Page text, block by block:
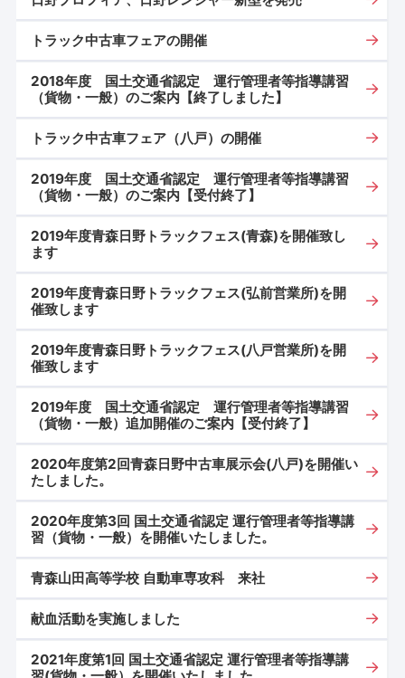
トラック中古車フェアの開催
2018年度 国土交通省認定 運行管理者等指導講習
（貨物・一般）のご案内【終了しました】
トラック中古車フェア（八戸）の開催
2019年度 国土交通省認定 運行管理者等指導講習
（貨物・一般）のご案内【受付終了】
2019年度青森日野トラックフェス(青森)を開催致し
ます
2019年度青森日野トラックフェス(弘前営業所)を開
催致します
2019年度青森日野トラックフェス(八戸営業所)を開
催致します
2019年度 国土交通省認定 運行管理者等指導講習
（貨物・一般）追加開催のご案内【受付終了】
2020年度第2回青森日野中古車展示会(八戸)を開催い
たしました。
2020年度第3回 国土交通省認定 運行管理者等指導講
習（貨物・一般）を開催いたしました。
青森山田高等学校 自動車専攻科 来社
献血活動を実施しました
2021年度第1回 国土交通省認定 運行管理者等指導講